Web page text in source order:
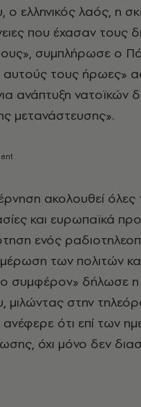
ο ελληνικός λαός, η
που έχασαν
συμπλήρωσε ο
αυτούς τους ήρωες»
ανάπτυξη νατοϊκών
μετανάστευσης».
ακολουθεί όλες
και ευρωπαϊκά
ενός
των πολιτών
συμφέρον» δήλωσε
μιλώντας στην
ότι επί των
όχι μόνο δεν